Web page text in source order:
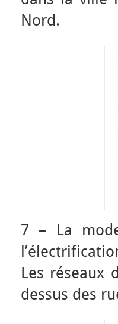
Nord.
7 – La
Les réseaux
dessus des